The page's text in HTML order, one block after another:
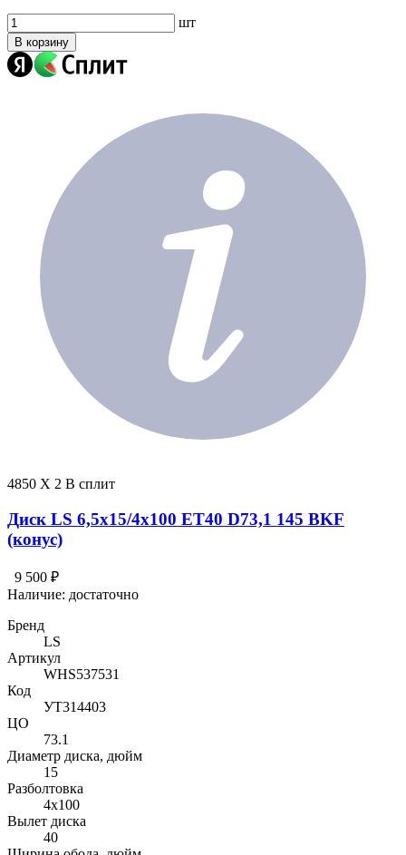
шт
В корзину
4850 X 2 В сплит
Диск LS 6,5x15/4x100 ET40 D73,1 145 BKF
(конус)
9 500 ₽
Наличие: достаточно
Бренд
LS
Артикул
WHS537531
Код
УТ314403
ЦО
73.1
Диаметр диска, дюйм
15
Разболтовка
4x100
Вылет диска
40